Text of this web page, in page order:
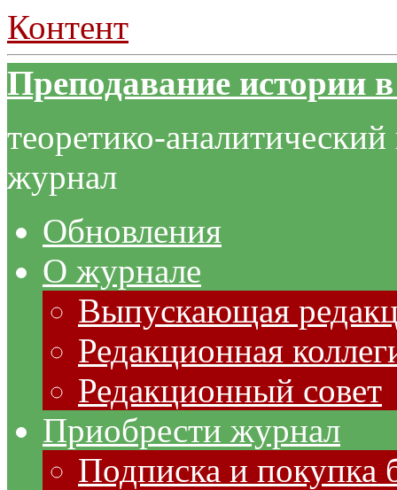
Контент
Преподавание истории
теоретико-
журнал
Обновления
О журнале
Выпускающая
Редакционная
Редакционный совет
Приобрести журнал
Подписка и покупка